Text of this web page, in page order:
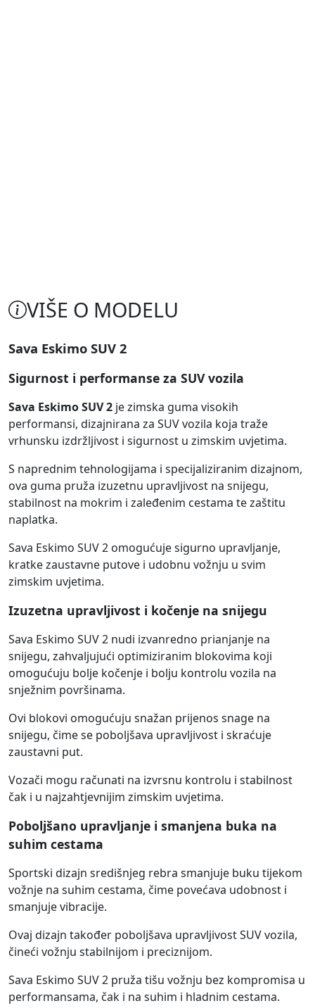
VIŠE O MODELU
Sava Eskimo SUV 2
Sigurnost i performanse za SUV vozila
Sava Eskimo SUV 2 je zimska guma visokih
performansi, dizajnirana za SUV vozila koja traže
vrhunsku izdržljivost i sigurnost u zimskim uvjetima.
S naprednim tehnologijama i specijaliziranim dizajnom,
ova guma pruža izuzetnu upravljivost na snijegu,
stabilnost na mokrim i zaleđenim cestama te zaštitu
naplatka.
Sava Eskimo SUV 2 omogućuje sigurno upravljanje,
kratke zaustavne putove i udobnu vožnju u svim
zimskim uvjetima.
Izuzetna upravljivost i kočenje na snijegu
Sava Eskimo SUV 2 nudi izvanredno prianjanje na
snijegu, zahvaljujući optimiziranim blokovima koji
omogućuju bolje kočenje i bolju kontrolu vozila na
snježnim površinama.
Ovi blokovi omogućuju snažan prijenos snage na
snijegu, čime se poboljšava upravljivost i skraćuje
zaustavni put.
Vozači mogu računati na izvrsnu kontrolu i stabilnost
čak i u najzahtjevnijim zimskim uvjetima.
Poboljšano upravljanje i smanjena buka na
suhim cestama
Sportski dizajn središnjeg rebra smanjuje buku tijekom
vožnje na suhim cestama, čime povećava udobnost i
smanjuje vibracije.
Ovaj dizajn također poboljšava upravljivost SUV vozila,
čineći vožnju stabilnijom i preciznijom.
Sava Eskimo SUV 2 pruža tišu vožnju bez kompromisa u
performansama, čak i na suhim i hladnim cestama.